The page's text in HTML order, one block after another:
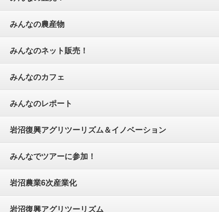
みんなの農産物
みんなのネット販売！
みんなのカフェ
みんなのレポート
岩沼復興アグリツーリズム＆イノベーション
みんなでツアーに参加！
岩沼農業6次産業化
岩沼復興アグリツーリズム